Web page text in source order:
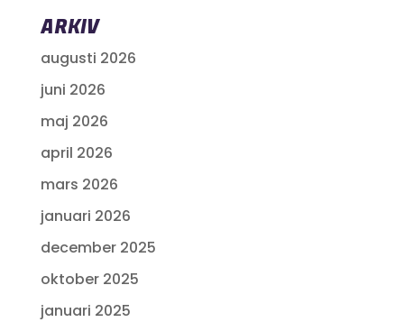
ARKIV
augusti 2026
juni 2026
maj 2026
april 2026
mars 2026
januari 2026
december 2025
oktober 2025
januari 2025